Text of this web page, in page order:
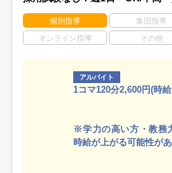
個別指導 集団指導
オンライン指導 その他
アルバイト
1コマ120分2,600円(時
※学力の高い方・教務
時給が上がる可能性が